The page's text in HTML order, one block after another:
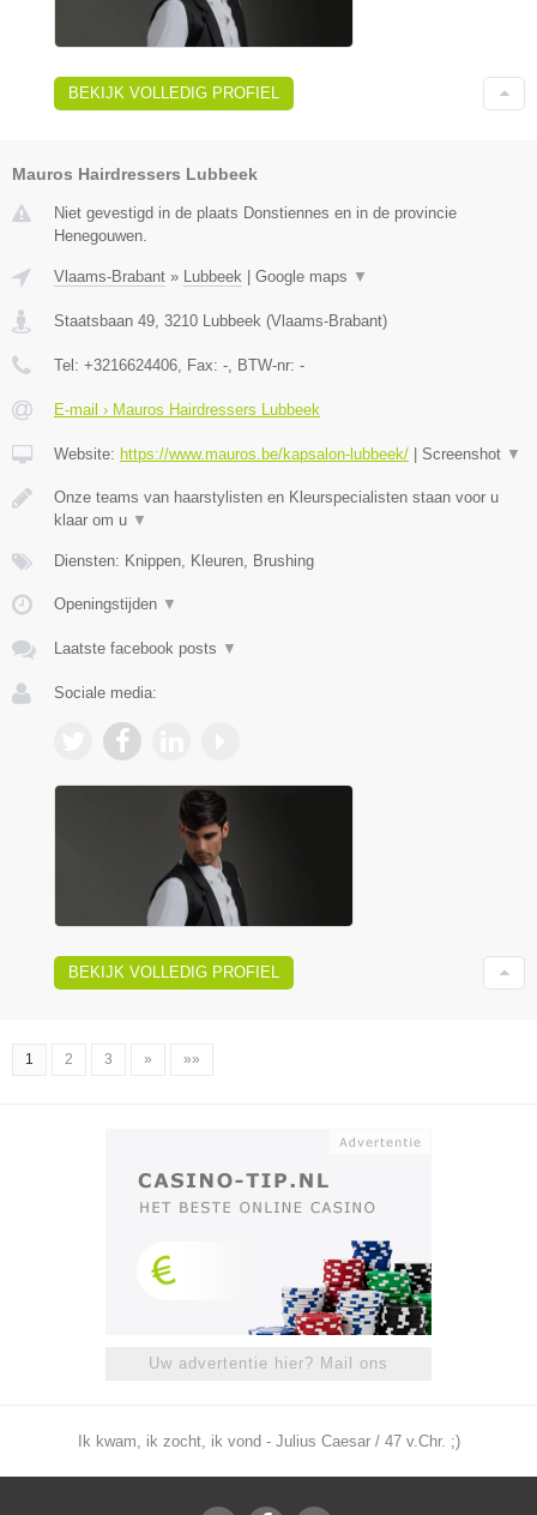
BEKIJK VOLLEDIG PROFIEL
Mauros Hairdressers Lubbeek
Niet gevestigd in de plaats Donstiennes en in de provincie
Henegouwen.
Vlaams-Brabant » Lubbeek Google maps ▼
Staatsbaan 49 3210 Lubbeek (Vlaams-Brabant)
Tel: +3216624406 , Fax: - , BTW-nr: -
E-mail › Mauros Hairdressers Lubbeek
Website: https://www.mauros.be/kapsalon-lubbeek/ Screenshot ▼
Onze teams van haarstylisten en Kleurspecialisten staan voor u
klaar om u ▼
Diensten: Knippen, Kleuren, Brushing
Openingstijden ▼
Laatste facebook posts ▼
Sociale media:
BEKIJK VOLLEDIG PROFIEL
1 2 3 » »»
Uw advertentie hier? Mail ons
Ik kwam, ik zocht, ik vond - Julius Caesar / 47 v.Chr. ;)